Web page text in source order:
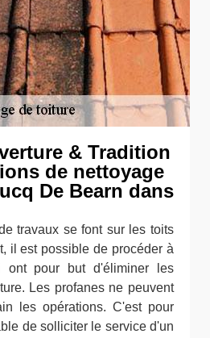
& Tradition
de nettoyage
De Bearn dans
travaux se font sur les toits
il est possible de procéder à
ont pour but d'éliminer les
Les profanes ne peuvent
les opérations. C'est pour
de solliciter le service d'un